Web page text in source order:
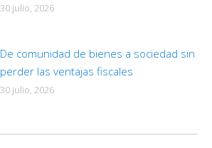
30 julio, 2026
De comunidad de bienes a sociedad sin
perder las ventajas fiscales
30 julio, 2026